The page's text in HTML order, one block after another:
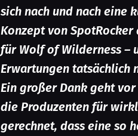
sich nach und nach eine
Konzept von
für Wolf of Wilderness –
Erwartungen tatsächlich
Ein großer Dank geht
die Produzenten für
gerechnet, dass eine so